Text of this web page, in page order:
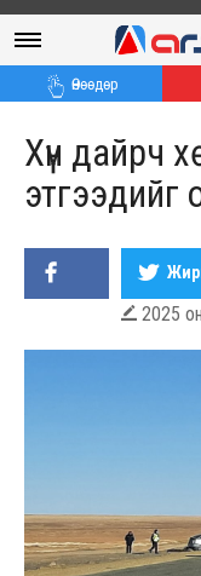
Өнөөдөр
Хүн дайрч
этгээдийг
 2025